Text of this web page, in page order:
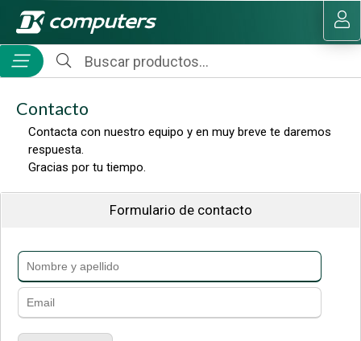
MI COMPRA
Contacto
Contacta con nuestro equipo y en muy breve te daremos
respuesta.
Gracias por tu tiempo.
Formulario de contacto